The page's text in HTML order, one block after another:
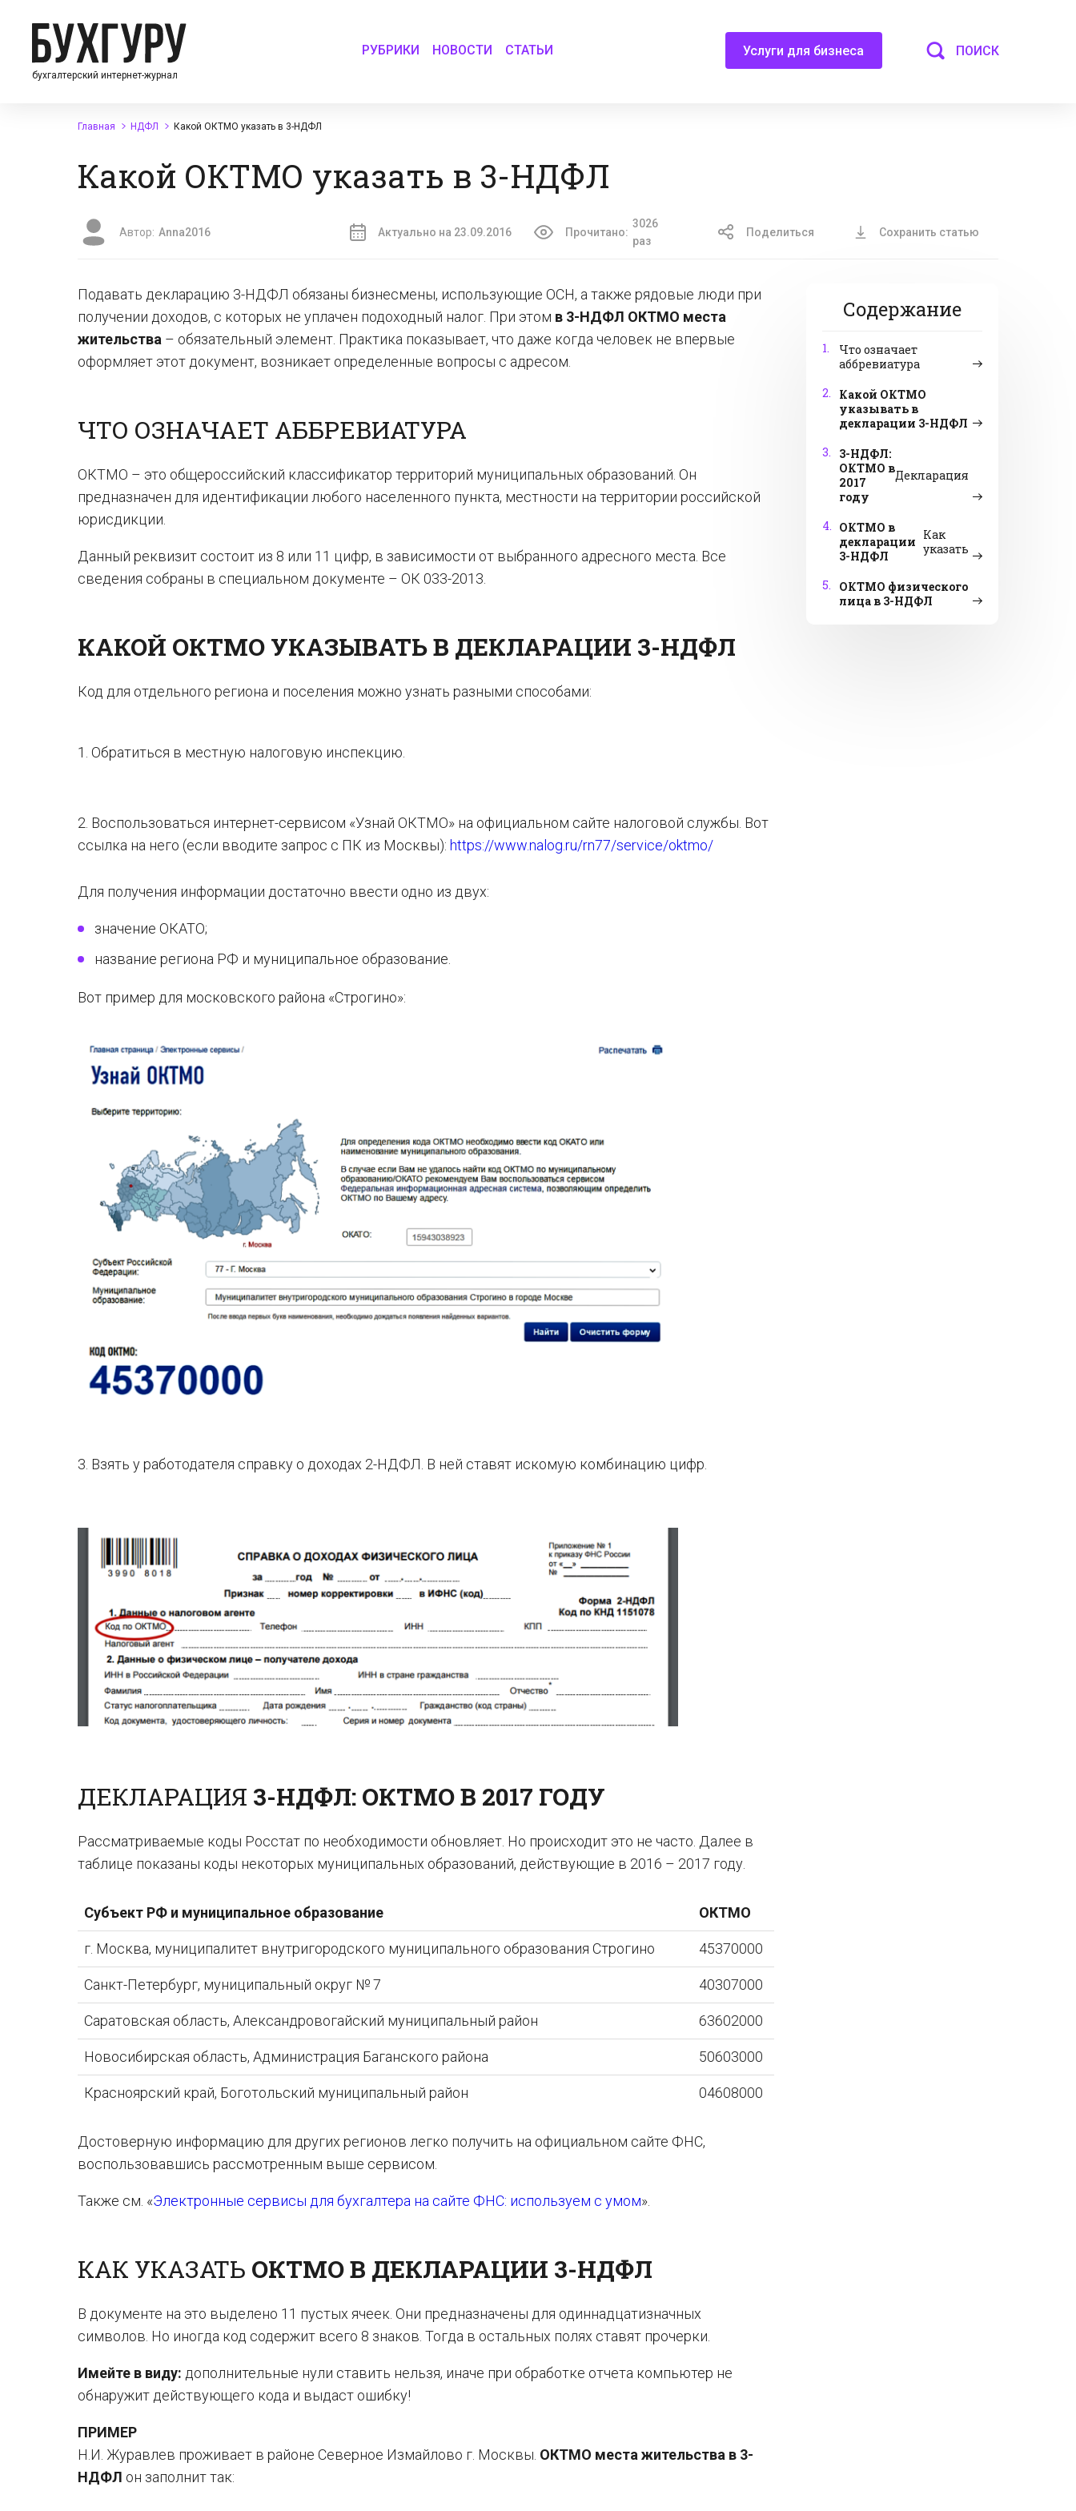
бухгалтерский интернет-журнал
РУБРИКИ НОВОСТИ СТАТЬИ Услуги для бизнеса ПОИСК
Главная НДФЛ Какой ОКТМО указать в 3-НДФЛ
Какой ОКТМО указать в 3-НДФЛ
Автор: Anna2016 Актуально на 23.09.2016 Прочитано:
3026
раз
Поделиться Сохранить статью
Содержание
1.
Что означает
аббревиатура
2.
Какой ОКТМО
указывать в
декларации 3-НДФЛ
3.
Декларация
3-НДФЛ:
ОКТМО в
2017
году
4.
Как
указать
ОКТМО в
декларации
3-НДФЛ
5.
ОКТМО физического
лица в 3-НДФЛ
Подавать декларацию 3-НДФЛ обязаны бизнесмены, использующие ОСН, а также рядовые люди при
получении доходов, с которых не уплачен подоходный налог. При этом в 3-НДФЛ ОКТМО места
жительства – обязательный элемент. Практика показывает, что даже когда человек не впервые
оформляет этот документ, возникает определенные вопросы с адресом.
ЧТО ОЗНАЧАЕТ АББРЕВИАТУРА
ОКТМО – это общероссийский классификатор территорий муниципальных образований. Он
предназначен для идентификации любого населенного пункта, местности на территории российской
юрисдикции.
Данный реквизит состоит из 8 или 11 цифр, в зависимости от выбранного адресного места. Все
сведения собраны в специальном документе – ОК 033-2013.
КАКОЙ ОКТМО УКАЗЫВАТЬ В ДЕКЛАРАЦИИ 3-НДФЛ
Код для отдельного региона и поселения можно узнать разными способами:
1. Обратиться в местную налоговую инспекцию.
2. Воспользоваться интернет-сервисом «Узнай ОКТМО» на официальном сайте налоговой службы. Вот
ссылка на него (если вводите запрос с ПК из Москвы): https://www.nalog.ru/rn77/service/oktmo/
Для получения информации достаточно ввести одно из двух:
значение ОКАТО;
название региона РФ и муниципальное образование.
Вот пример для московского района «Строгино»:
3. Взять у работодателя справку о доходах 2-НДФЛ. В ней ставят искомую комбинацию цифр.
ДЕКЛАРАЦИЯ 3-НДФЛ: ОКТМО В 2017 ГОДУ
Рассматриваемые коды Росстат по необходимости обновляет. Но происходит это не часто. Далее в
таблице показаны коды некоторых муниципальных образований, действующие в 2016 – 2017 году.
Субъект РФ и муниципальное образование ОКТМО
г. Москва, муниципалитет внутригородского муниципального образования Строгино 45370000
Санкт-Петербург, муниципальный округ № 7 40307000
Саратовская область, Александровогайский муниципальный район 63602000
Новосибирская область, Администрация Баганского района 50603000
Красноярский край, Боготольский муниципальный район 04608000
Достоверную информацию для других регионов легко получить на официальном сайте ФНС,
воспользовавшись рассмотренным выше сервисом.
Также см. «Электронные сервисы для бухгалтера на сайте ФНС: используем с умом».
КАК УКАЗАТЬ ОКТМО В ДЕКЛАРАЦИИ 3-НДФЛ
В документе на это выделено 11 пустых ячеек. Они предназначены для одиннадцатизначных
символов. Но иногда код содержит всего 8 знаков. Тогда в остальных полях ставят прочерки.
Имейте в виду: дополнительные нули ставить нельзя, иначе при обработке отчета компьютер не
обнаружит действующего кода и выдаст ошибку!
ПРИМЕР
Н.И. Журавлев проживает в районе Северное Измайлово г. Москвы. ОКТМО места жительства в 3-
НДФЛ он заполнит так: